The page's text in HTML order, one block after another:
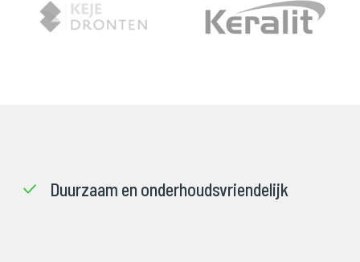
Duurzaam en onderhoudsvriendelijk